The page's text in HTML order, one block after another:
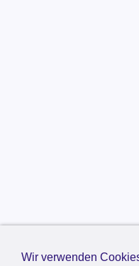
Wir verwenden